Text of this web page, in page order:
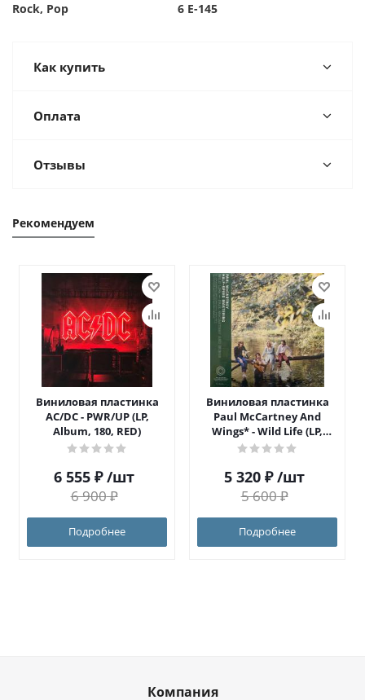
Rock, Pop 6 E-145
Как купить
Оплата
Отзывы
Рекомендуем
Виниловая пластинка
AC/DC - PWR/UP (LP,
Album, 180, RED)
6 555 ₽ /шт
6 900₽
Подробнее
Виниловая пластинка
Paul McCartney And
Wings* - Wild Life (LP,
Album, Ltd, RE, RM, Hal)
5 320 ₽ /шт
5 600₽
Подробнее
Компания